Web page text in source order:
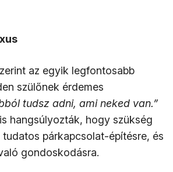
az egyik legfontosabb
szülőnek érdemes
tudsz adni, ami neked van.”
hangsúlyozták, hogy szükség
párkapcsolat-építésre, és
gondoskodásra.